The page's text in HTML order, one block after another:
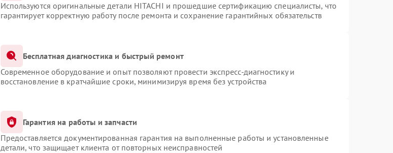
Используются оригинальные детали HITACHI и прошедшие сертификацию специалисты, что
гарантирует корректную работу после ремонта и сохранение гарантийных обязательств
Бесплатная диагностика и быстрый ремонт
Современное оборудование и опыт позволяют провести экспресс-диагностику и
восстановление в кратчайшие сроки, минимизируя время без устройства
Гарантия на работы и запчасти
Предоставляется документированная гарантия на выполненные работы и установленные
детали, что защищает клиента от повторных неисправностей